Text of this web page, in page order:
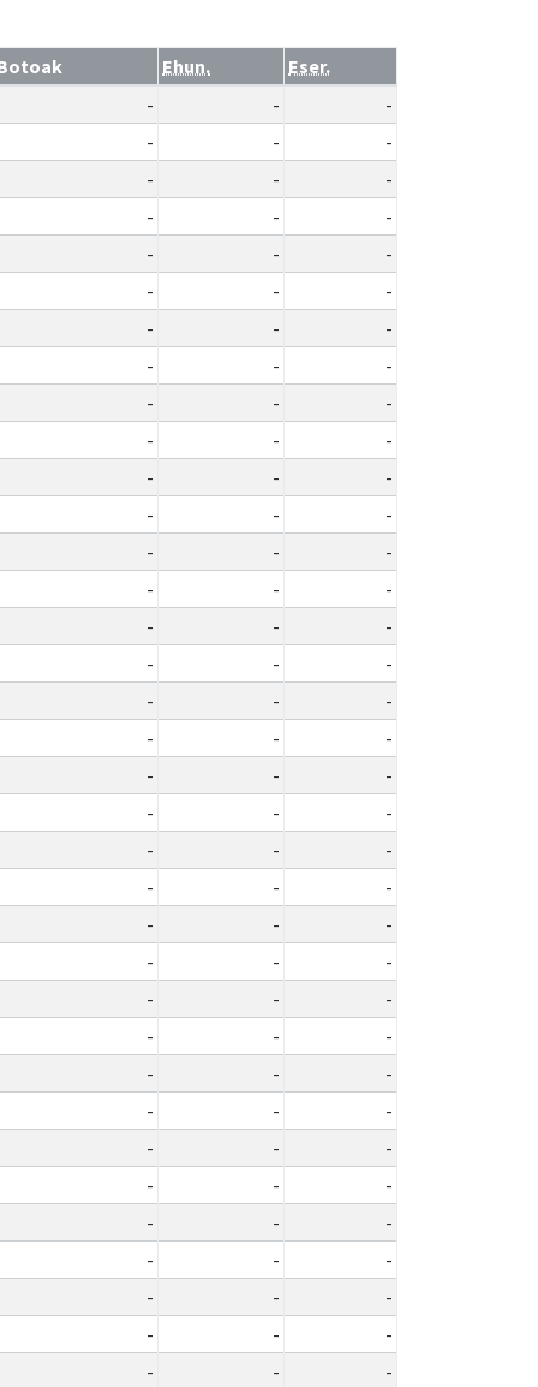
Ehun.
Eser.
- -
-
- -
-
- -
-
- -
-
- -
-
- -
-
- -
-
- -
-
- -
-
- -
-
- -
-
- -
-
- -
-
- -
-
- -
-
- -
-
- -
-
- -
-
- -
-
- -
-
- -
-
- -
-
- -
-
- -
-
- -
-
- -
-
- -
-
- -
-
- -
-
- -
-
- -
-
- -
-
- -
-
- -
-
- -
-